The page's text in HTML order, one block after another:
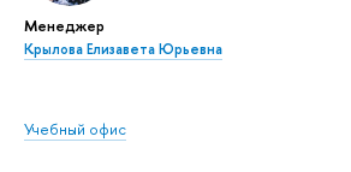
Менеджер
Крылова Елизавета Юрьевна
Учебный офис